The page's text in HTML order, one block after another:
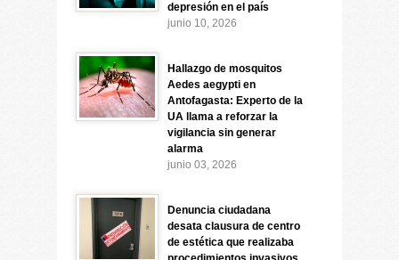
depresión en el país
junio 10, 2026
Hallazgo de mosquitos
Aedes aegypti en
Antofagasta: Experto de la
UA llama a reforzar la
vigilancia sin generar
alarma
junio 03, 2026
Denuncia ciudadana
desata clausura de centro
de estética que realizaba